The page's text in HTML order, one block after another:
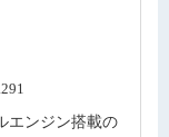
エンジン搭載の